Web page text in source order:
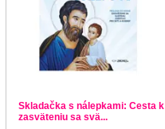
Skladačka s nálepkami: Cesta k
zasväteniu sa svä...